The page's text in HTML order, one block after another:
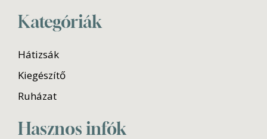
Kategóriák
Hátizsák
Kiegészítő
Ruházat
Hasznos infók